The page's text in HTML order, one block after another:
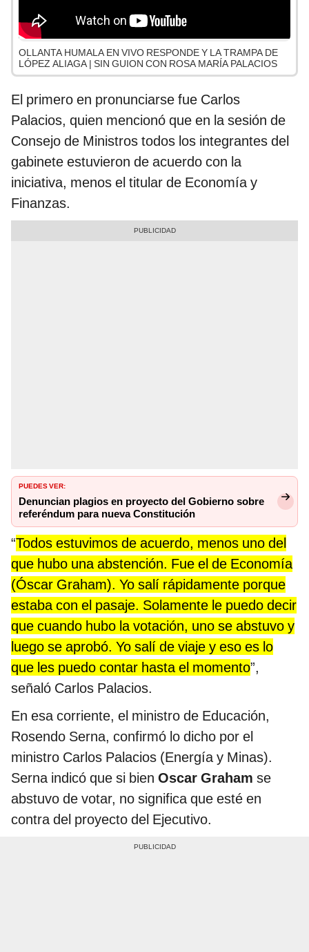
OLLANTA HUMALA EN VIVO RESPONDE Y LA TRAMPA DE
LÓPEZ ALIAGA | SIN GUION CON ROSA MARÍA PALACIOS
El primero en pronunciarse fue Carlos
Palacios, quien mencionó que en la sesión de
Consejo de Ministros todos los integrantes del
gabinete estuvieron de acuerdo con la
iniciativa, menos el titular de Economía y
Finanzas.
PUEDES VER:
Denuncian plagios en proyecto del Gobierno sobre
referéndum para nueva Constitución
“Todos estuvimos de acuerdo, menos uno del
que hubo una abstención. Fue el de Economía
(Óscar Graham). Yo salí rápidamente porque
estaba con el pasaje. Solamente le puedo decir
que cuando hubo la votación, uno se abstuvo y
luego se aprobó. Yo salí de viaje y eso es lo
que les puedo contar hasta el momento”,
señaló Carlos Palacios.
En esa corriente, el ministro de Educación,
Rosendo Serna, confirmó lo dicho por el
ministro Carlos Palacios (Energía y Minas).
Serna indicó que si bien Oscar Graham se
abstuvo de votar, no significa que esté en
contra del proyecto del Ejecutivo.